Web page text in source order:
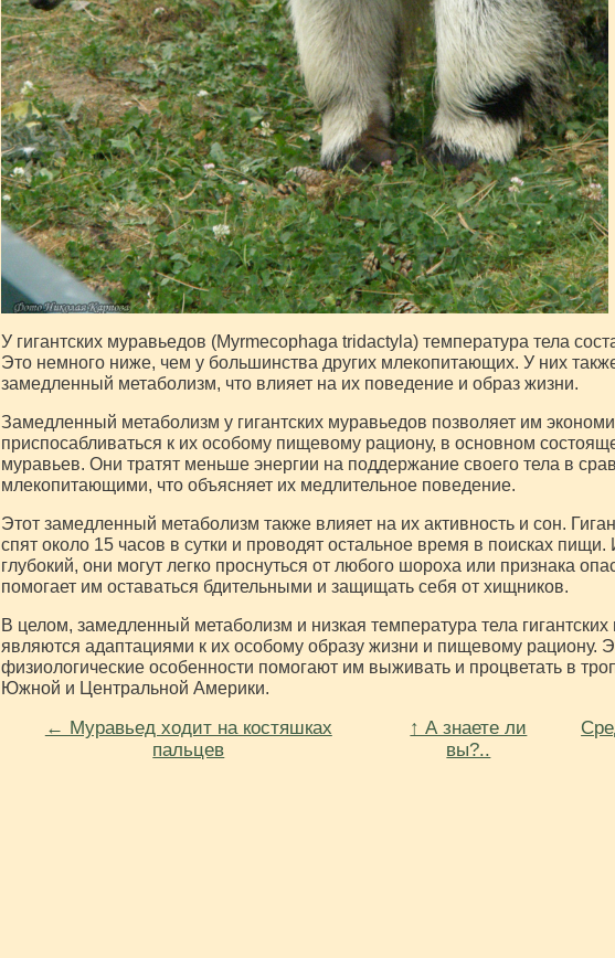
У гигантских муравьедов (Myrmecophaga tridactyla) температура тела
Это немного ниже, чем у большинства других млекопитающих. У них
замедленный метаболизм, что влияет на их поведение и образ жизни.
Замедленный метаболизм у гигантских муравьедов позволяет им
приспосабливаться к их особому пищевому рациону, в основном
муравьев. Они тратят меньше энергии на поддержание своего тела в
млекопитающими, что объясняет их медлительное поведение.
Этот замедленный метаболизм также влияет на их активность и сон.
спят около 15 часов в сутки и проводят остальное время в поисках
глубокий, они могут легко проснуться от любого шороха или признака
помогает им оставаться бдительными и защищать себя от хищников.
В целом, замедленный метаболизм и низкая температура тела
являются адаптациями к их особому образу жизни и пищевому рациону.
физиологические особенности помогают им выживать и процветать в
Южной и Центральной Америки.
← Муравьед ходит на костяшках
пальцев
↑ А знаете ли
вы?..